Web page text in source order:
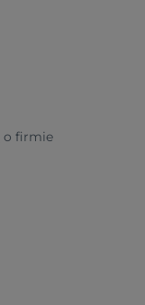
o firmie